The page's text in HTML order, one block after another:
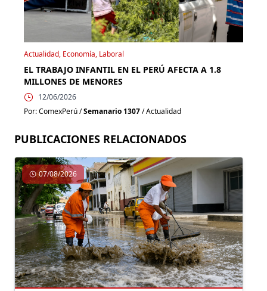
Actualidad, Economía, Laboral
EL TRABAJO INFANTIL EN EL PERÚ AFECTA A 1.8
MILLONES DE MENORES
12/06/2026
Por: ComexPerú /Semanario 1307/ Actualidad
PUBLICACIONES RELACIONADOS
07/08/2026